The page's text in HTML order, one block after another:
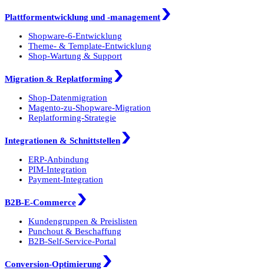
Plattformentwicklung und -management
Shopware-6-Entwicklung
Theme- & Template-Entwicklung
Shop-Wartung & Support
Migration & Replatforming
Shop-Datenmigration
Magento-zu-Shopware-Migration
Replatforming-Strategie
Integrationen & Schnittstellen
ERP-Anbindung
PIM-Integration
Payment-Integration
B2B-E-Commerce
Kundengruppen & Preislisten
Punchout & Beschaffung
B2B-Self-Service-Portal
Conversion-Optimierung